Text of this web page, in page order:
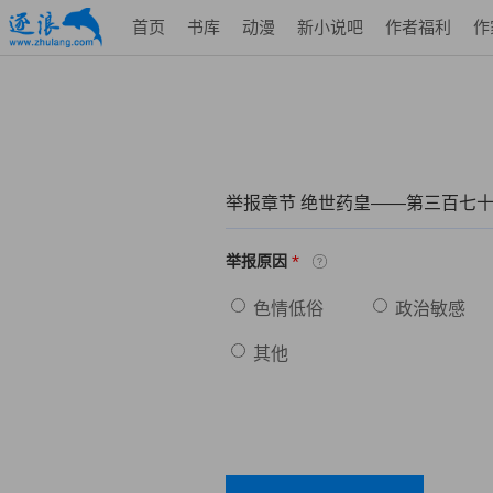
首页 书库 动漫 新小说吧 作者福利 作
举报章节 绝世药皇——第三百七
举报原因 *
色情低俗 政治敏感
其他